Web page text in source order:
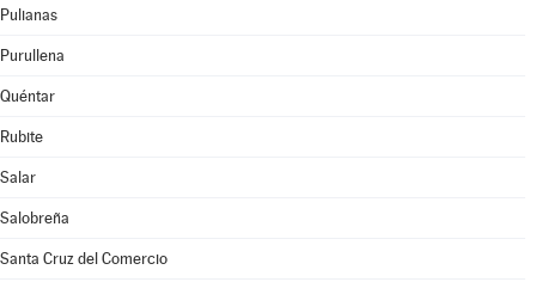
Pulianas
Purullena
Quéntar
Rubite
Salar
Salobreña
Santa Cruz del Comercio